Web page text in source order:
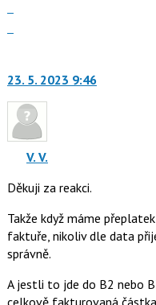
P
pro
předchozí
nový
názor
nový
K
navigaci
použít
i
N
pro
následující
P
23. 5. 2023 9:46
V. V.
Děkuji za reakci.
Takže když máme
faktuře, nikoliv dle data
správně.
A jestli to jde do B2 nebo